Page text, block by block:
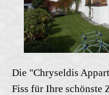
Die "Chryseldis
Fiss für Ihre schönste